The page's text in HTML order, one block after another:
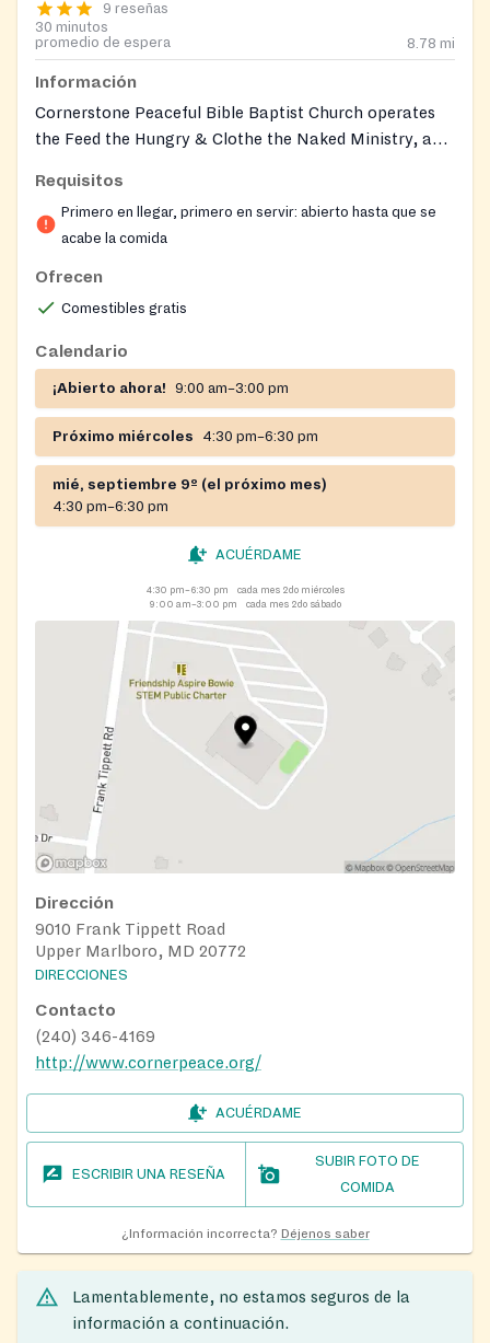
9 reseñas
30 minutos
promedio de espera
8.78 mi
Información
Cornerstone Peaceful Bible Baptist Church operates
the Feed the Hungry & Clothe the Naked Ministry, a
nutritious groceries—including fresh produce, meat,
milk, bread, and eggs—along with clothing
assistance, prayer, and other supportive resources to
families and individuals experiencing food insecurity in
Prince George's County and the surrounding area. The
encouragement, and spiritual support alongside
physical nourishment.
Requisitos
Primero en llegar, primero en servir: abierto hasta que se
acabe la comida
Ofrecen
Comestibles gratis
Calendario
¡Abierto ahora! 9:00 am–3:00 pm
Próximo miércoles 4:30 pm–6:30 pm
mié, septiembre 9º (el próximo mes)
4:30 pm–6:30 pm
ACUÉRDAME
4:30 pm–6:30 pm
cada mes 2do miércoles
9:00 am–3:00 pm
cada mes 2do sábado
Dirección
9010 Frank Tippett Road
Upper Marlboro, MD 20772
DIRECCIONES
Contacto
(240) 346-4169
http://www.cornerpeace.org/
ACUÉRDAME
ESCRIBIR UNA RESEÑA
SUBIR FOTO DE
COMIDA
¿Información incorrecta? Déjenos saber
Lamentablemente, no estamos seguros de la
información a continuación.